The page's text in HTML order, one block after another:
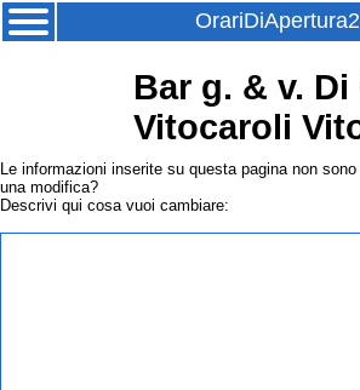
Bar g. & v. Di
Vitocaroli
Le informazioni inserite su questa pagina non
una modifica?
Descrivi qui cosa vuoi cambiare: